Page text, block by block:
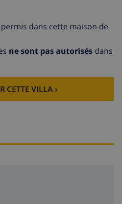
(four). AT-422385-A
"Playa Gaviota". Dans le
à 7 km du centre de
A usage privé: jardin (clôturé)
(5 x 10 m, 01.01.-31.12.)
Meubles de jardin,
Supermarché 1 km,
du bus 100 m, plage de
150 m.
dans cette maison de
ne sont pas autorisés dans
CETTE VILLA ›